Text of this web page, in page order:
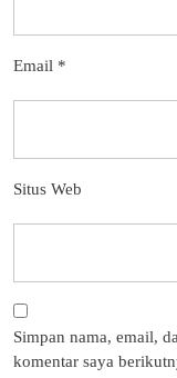
Email *
Situs Web
Simpan nama, email,
komentar saya